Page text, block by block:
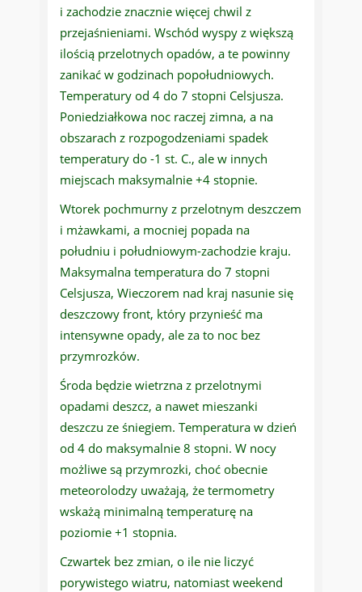
i zachodzie znacznie więcej chwil z
przejaśnieniami. Wschód wyspy z większą
ilością przelotnych opadów, a te powinny
zanikać w godzinach popołudniowych.
Temperatury od 4 do 7 stopni Celsjusza.
Poniedziałkowa noc raczej zimna, a na
obszarach z rozpogodzeniami spadek
temperatury do -1 st. C., ale w innych
miejscach maksymalnie +4 stopnie.
Wtorek pochmurny z przelotnym deszczem
i mżawkami, a mocniej popada na
południu i południowym-zachodzie kraju.
Maksymalna temperatura do 7 stopni
Celsjusza, Wieczorem nad kraj nasunie się
deszczowy front, który przynieść ma
intensywne opady, ale za to noc bez
przymrozków.
Środa będzie wietrzna z przelotnymi
opadami deszcz, a nawet mieszanki
deszczu ze śniegiem. Temperatura w dzień
od 4 do maksymalnie 8 stopni. W nocy
możliwe są przymrozki, choć obecnie
meteorolodzy uważają, że termometry
wskażą minimalną temperaturę na
poziomie +1 stopnia.
Czwartek bez zmian, o ile nie liczyć
porywistego wiatru, natomiast weekend